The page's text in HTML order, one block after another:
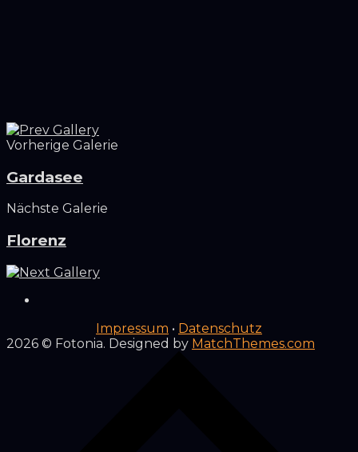
Vorherige Galerie
Gardasee
Nächste Galerie
Florenz
Impressum • Datenschutz
2026 © Fotonia. Designed by MatchThemes.com